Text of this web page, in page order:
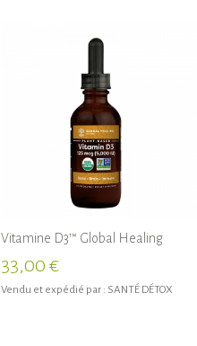
Vitamine D3™ Global Healing
33,00 €
Vendu et expédié par : SANTÉ DÉTOX